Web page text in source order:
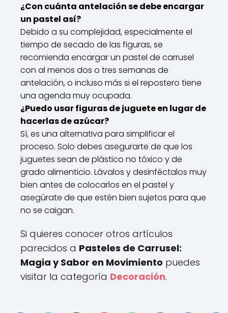
¿Con cuánta antelación se debe encargar
un pastel así?
Debido a su complejidad, especialmente el
tiempo de secado de las figuras, se
recomienda encargar un pastel de carrusel
con al menos dos o tres semanas de
antelación, o incluso más si el repostero tiene
una agenda muy ocupada.
¿Puedo usar figuras de juguete en lugar de
hacerlas de azúcar?
Sí, es una alternativa para simplificar el
proceso. Solo debes asegurarte de que los
juguetes sean de plástico no tóxico y de
grado alimenticio. Lávalos y desinféctalos muy
bien antes de colocarlos en el pastel y
asegúrate de que estén bien sujetos para que
no se caigan.
Si quieres conocer otros artículos
parecidos a Pasteles de Carrusel:
Magia y Sabor en Movimiento puedes
visitar la categoría Decoración.